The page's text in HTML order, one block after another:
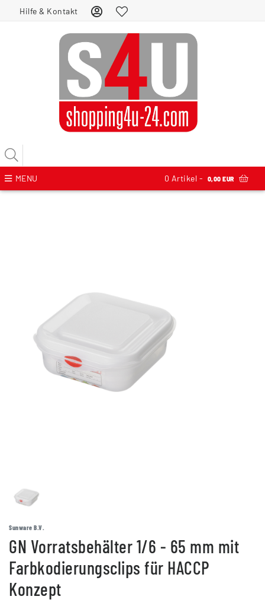
Hilfe & Kontakt
MENU 0 Artikel - 0,00 EUR
Sunware B.V.
GN Vorratsbehälter 1/6 - 65 mm mit
Farbkodierungsclips für HACCP
Konzept